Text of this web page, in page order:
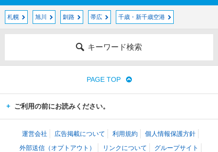
札幌 旭川 釧路 帯広 千歳・新千歳空港
キーワード検索
PAGE TOP
ご利用の前にお読みください。
運営会社 広告掲載について 利用規約
個人情報保護方針
外部送信（オプトアウト）
リンクについて グループサイト